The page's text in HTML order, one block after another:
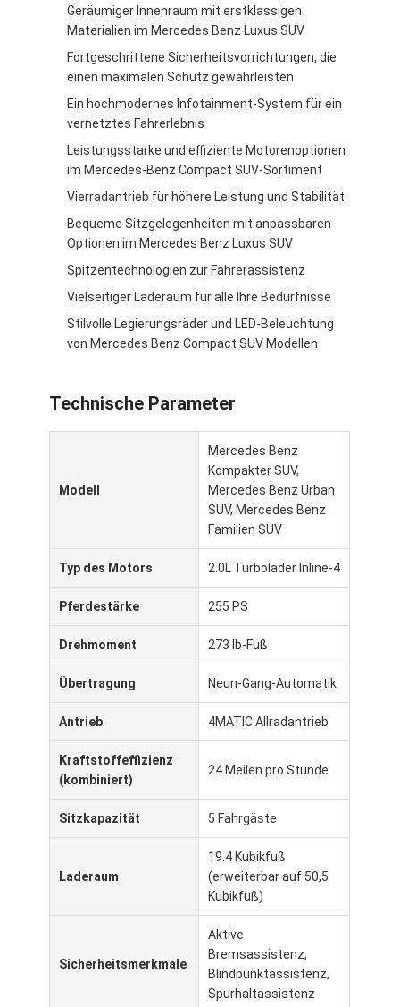
Geräumiger Innenraum mit erstklassigen
Materialien im Mercedes Benz Luxus SUV
Fortgeschrittene Sicherheitsvorrichtungen, die
einen maximalen Schutz gewährleisten
Ein hochmodernes Infotainment-System für ein
vernetztes Fahrerlebnis
Leistungsstarke und effiziente Motorenoptionen
im Mercedes-Benz Compact SUV-Sortiment
Vierradantrieb für höhere Leistung und Stabilität
Bequeme Sitzgelegenheiten mit anpassbaren
Optionen im Mercedes Benz Luxus SUV
Spitzentechnologien zur Fahrerassistenz
Vielseitiger Laderaum für alle Ihre Bedürfnisse
Stilvolle Legierungsräder und LED-Beleuchtung
von Mercedes Benz Compact SUV Modellen
Technische Parameter
Modell
Mercedes Benz
Kompakter SUV,
Mercedes Benz Urban
SUV, Mercedes Benz
Familien SUV
Typ des Motors 2.0L Turbolader Inline-4
Pferdestärke 255 PS
Drehmoment 273 lb-Fuß
Übertragung Neun-Gang-Automatik
Antrieb 4MATIC Allradantrieb
Kraftstoffeffizienz
(kombiniert)
24 Meilen pro Stunde
Sitzkapazität 5 Fahrgäste
Laderaum
19.4 Kubikfuß
(erweiterbar auf 50,5
Kubikfuß)
Sicherheitsmerkmale
Aktive
Bremsassistenz,
Blindpunktassistenz,
Spurhaltassistenz